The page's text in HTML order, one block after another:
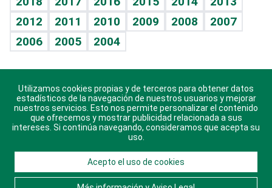
Celebrando la vida
Sin complejos
En pocas palabras
Escuchando al corazón
Economía Personal
Crucigramas
2012
2011 2010 2009 2008
2007
2006
2005 2004
Descarga nuestras aplicaciones para Android, iOS y
sistema Huawei.
© 2021 Diario Libre, todos los derechos reservados.
Consulta elAviso Legal. Ponte en Contacto
Utilizamos cookies propias y de terceros para obtener datos
estadísticos de la navegación de nuestros usuarios y mejorar
nuestros servicios. Esto nos permite personalizar el contenido
que ofrecemos y mostrar publicidad relacionada a sus
intereses. Si continúa navegando, consideramos que acepta su
uso.
Acepto el uso de cookies